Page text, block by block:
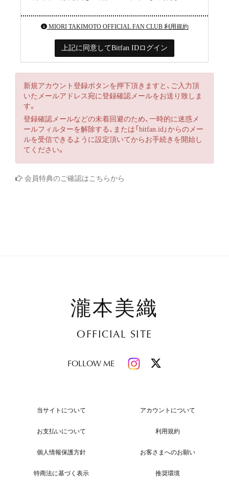
MIORI TAKIMOTO OFFICIAL FAN CLUB 利用規約
上記に同意してBitfan IDログイン
新規アカウント登録ボタンを押下頂きますと、ご入力頂
いたメールアドレス宛に登録確認メールをお送り致しま
す。
登録確認メールなどの未着回避のため、一時的に迷惑メ
ールフィルターを解除する、または「bitfan.id」からのメー
ルを受信できるように設定頂いてからお手続きを開始し
てください。
会員特典のご確認はこちらから
瀧本美織
OFFICIAL SITE
FOLLOW ME
当サイトについて アカウントについて
お支払いについて 利用規約
個人情報保護方針 お客さまへのお願い
特商法に基づく表示 推奨環境